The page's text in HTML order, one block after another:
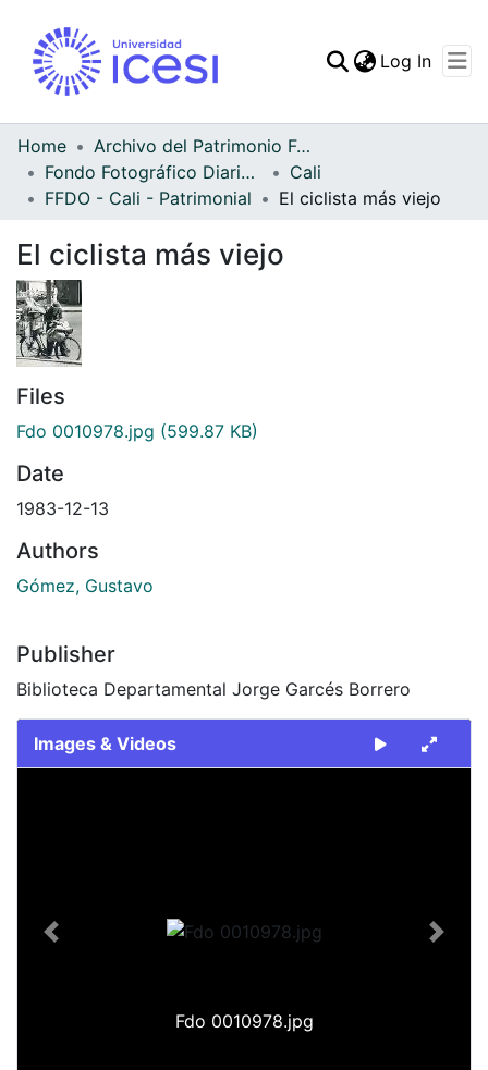
Statistics
Log In
Home
Archivo del Patrimonio Fotográfico y Fílmico del Valle del Cauca
Fondo Fotográfico Diario Occidente
Cali
FFDO - Cali - Patrimonial
El ciclista más viejo
El ciclista más viejo
Files
Fdo 0010978.jpg (599.87 KB)
Date
1983-12-13
Authors
Gómez, Gustavo
Publisher
Biblioteca Departamental Jorge Garcés Borrero
Images & Videos
Fdo 0010978.jpg
Previous Next